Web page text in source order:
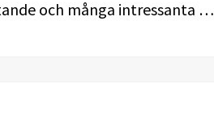
och många intressanta …